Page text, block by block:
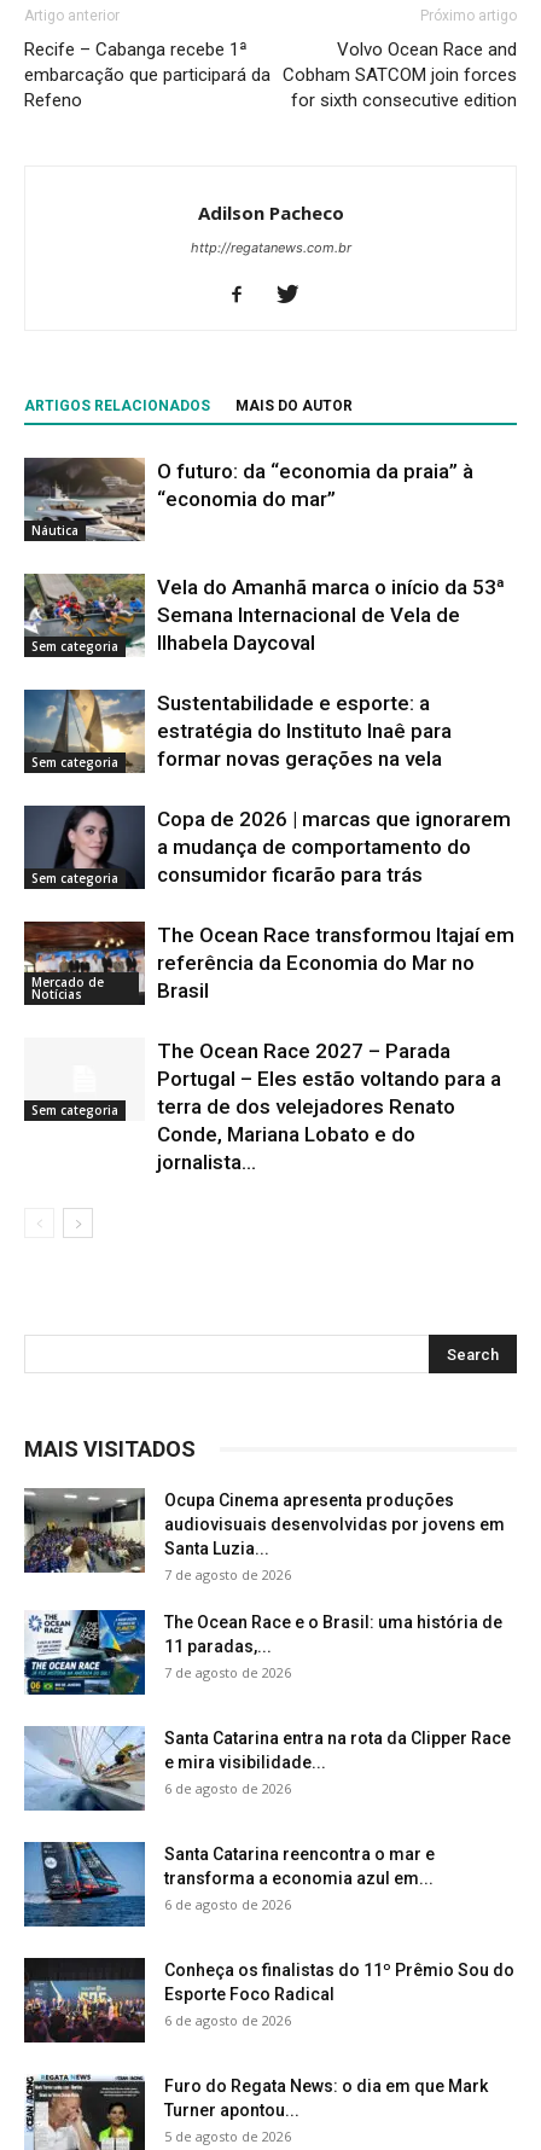
Artigo anterior
Recife – Cabanga recebe 1ª
embarcação que participará da
Refeno
Próximo artigo
Volvo Ocean Race and
Cobham SATCOM join forces
for sixth consecutive edition
Adilson Pacheco
http://regatanews.com.br
ARTIGOS RELACIONADOS MAIS DO AUTOR
Náutica
O futuro: da “economia da praia” à
“economia do mar”
Sem categoria
Vela do Amanhã marca o início da 53ª
Semana Internacional de Vela de
Ilhabela Daycoval
Sem categoria
Sustentabilidade e esporte: a
estratégia do Instituto Inaê para
formar novas gerações na vela
Sem categoria
Copa de 2026 | marcas que ignorarem
a mudança de comportamento do
consumidor ficarão para trás
Mercado de
Notícias
The Ocean Race transformou Itajaí em
referência da Economia do Mar no
Brasil
Sem categoria
The Ocean Race 2027 – Parada
Portugal – Eles estão voltando para a
terra de dos velejadores Renato
Conde, Mariana Lobato e do
jornalista...
MAIS VISITADOS
Ocupa Cinema apresenta produções
audiovisuais desenvolvidas por jovens em
Santa Luzia...
7 de agosto de 2026
The Ocean Race e o Brasil: uma história de
11 paradas,...
7 de agosto de 2026
Santa Catarina entra na rota da Clipper Race
e mira visibilidade...
6 de agosto de 2026
Santa Catarina reencontra o mar e
transforma a economia azul em...
6 de agosto de 2026
Conheça os finalistas do 11º Prêmio Sou do
Esporte Foco Radical
6 de agosto de 2026
Furo do Regata News: o dia em que Mark
Turner apontou...
5 de agosto de 2026